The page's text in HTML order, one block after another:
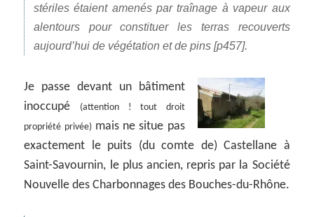
stériles étaient amenés par traînage à vapeur aux
alentours pour constituer les terras recouverts
aujourd’hui de végétation et de pins [p457].
Je passe devant un bâtiment
inoccupé
(attention ! tout droit
propriété privée)mais ne situe pas
exactement le puits (du comte de) Castellane à
Saint-Savournin, le plus ancien, repris par la Société
Nouvelle des Charbonnages des Bouches-du-Rhône.